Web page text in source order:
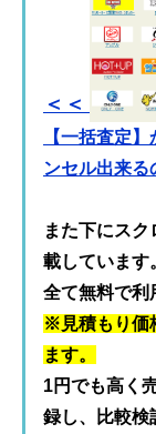
＜＜
【一括査定
ンセル出来
また下にス
載しています
全て無料で利
※見積もり価
ます。
1円でも高く
録し、比較検